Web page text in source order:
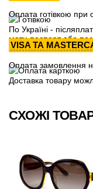
Оплата готівкою при
По Україні -
мати паспорт або
VISA ТА
Оплата замовлення
Доставка товару
СХОЖІ